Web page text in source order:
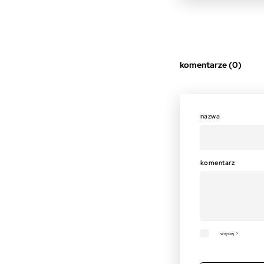
komentarze (0)
komentarz
więcej >
nazwa